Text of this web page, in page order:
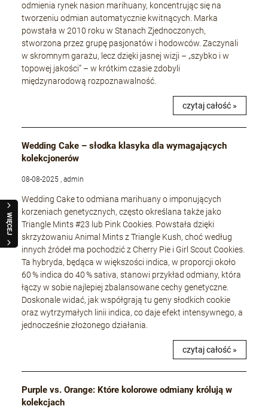
WIĘCEJ
odmienia rynek nasion marihuany, koncentrując się na
tworzeniu odmian automatycznie kwitnących. Marka
powstała w 2010 roku w Stanach Zjednoczonych,
stworzona przez grupę pasjonatów i hodowców. Zaczynali
w skromnym garażu, lecz dzięki jasnej wizji – „szybko i w
topowej jakości” – w krótkim czasie zdobyli
międzynarodową rozpoznawalność.
czytaj całość »
Wedding Cake – słodka klasyka dla wymagających
kolekcjonerów
08-08-2025 , admin
Wedding Cake to odmiana marihuany o imponujących
korzeniach genetycznych, często określana także jako
Triangle Mints #23 lub Pink Cookies. Powstała dzięki
skrzyżowaniu Animal Mints z Triangle Kush, choć według
innych źródeł ma pochodzić z Cherry Pie i Girl Scout Cookies.
Ta hybryda, będąca w większości indica, w proporcji około
60 % indica do 40 % sativa, stanowi przykład odmiany, która
łączy w sobie najlepiej zbalansowane cechy genetyczne.
Doskonale widać, jak współgrają tu geny słodkich cookie
oraz wytrzymałych linii indica, co daje efekt intensywnego, a
jednocześnie złożonego działania.
czytaj całość »
Purple vs. Orange: Które kolorowe odmiany królują w
kolekcjach